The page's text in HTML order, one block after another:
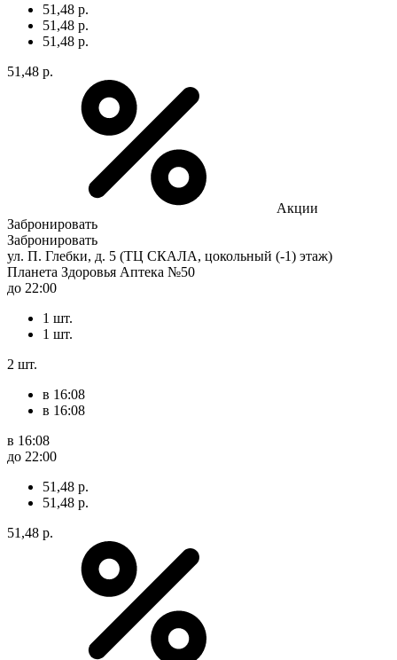
51,48 р.
51,48 р.
51,48 р.
51,48 р.
Акции
Забронировать
Забронировать
ул. П. Глебки, д. 5 (ТЦ СКАЛА, цокольный (-1) этаж)
Планета Здоровья Аптека №50
до 22:00
1 шт.
1 шт.
2 шт.
в 16:08
в 16:08
в 16:08
до 22:00
51,48 р.
51,48 р.
51,48 р.